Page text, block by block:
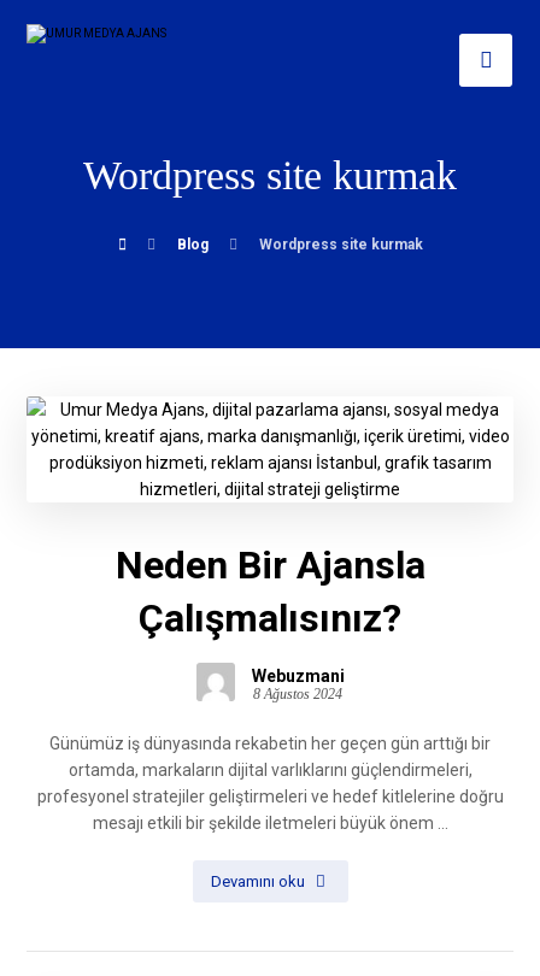
Wordpress site kurmak
Blog Wordpress site kurmak
Neden Bir Ajansla
Çalışmalısınız?
Webuzmani
8 Ağustos 2024
Günümüz iş dünyasında rekabetin her geçen gün arttığı bir
ortamda, markaların dijital varlıklarını güçlendirmeleri,
profesyonel stratejiler geliştirmeleri ve hedef kitlelerine doğru
mesajı etkili bir şekilde iletmeleri büyük önem ...
Devamını oku